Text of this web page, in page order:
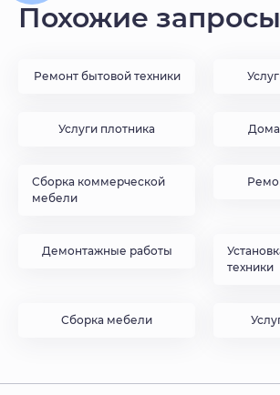
Похожие запросы
Ремонт бытовой техники
Услуги плотника
Сборка коммерческой
мебели
Демонтажные работы
техники
Сборка мебели